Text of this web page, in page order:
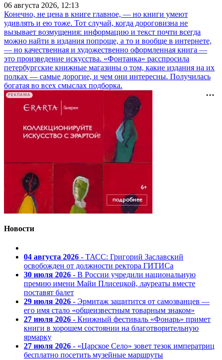
06 августа 2026, 12:13
Конечно, не цена в книге главное, — но книги умеют
удивлять и ею тоже. Тот случай, когда дороговизна не
вызывает возмущения: информацию и текст почти всегда
можно найти в издания попроще, а то и вообще в интернете,
— но качественная и художественно оформленная книга —
это произведение искусства. «Фонтанка» расспросила
петербургские книжные магазины о том, какие издания на их
полках — самые дорогие, и чем они интересны. Получилась
богатая во всех смыслах подборка.
РЕКЛАМА
Новости
04 августа 2026 - ТАСС: Григорий Заславский
освобожден от должности ректора ГИТИСа
30 июля 2026 - В России учредили национальную
премию имени Майи Плисецкой, лауреаты вместе
поставят балет
29 июля 2026 - Эрмитаж защитится от самозванцев —
его имя стало «общеизвестным товарным знаком»
27 июля 2026 - Книжный фестиваль «Фонарь» примет
книги в хорошем состоянии на благотворительную
ярмарку
27 июля 2026 - «Царское Село» зовет тезок императриц
бесплатно посетить музейные маршруты